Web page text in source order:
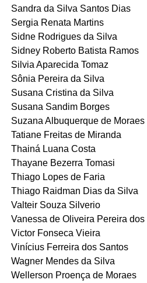
Sandra da Silva Santos Dias
Sergia Renata Martins
Sidne Rodrigues da Silva
Sidney Roberto Batista Ramos
Silvia Aparecida Tomaz
Sônia Pereira da Silva
Susana Cristina da Silva
Susana Sandim Borges
Suzana Albuquerque de Moraes
Tatiane Freitas de Miranda
Thainá Luana Costa
Thayane Bezerra Tomasi
Thiago Lopes de Faria
Thiago Raidman Dias da Silva
Valteir Souza Silverio
Vanessa de Oliveira Pereira dos
Victor Fonseca Vieira
Vinícius Ferreira dos Santos
Wagner Mendes da Silva
Wellerson Proença de Moraes